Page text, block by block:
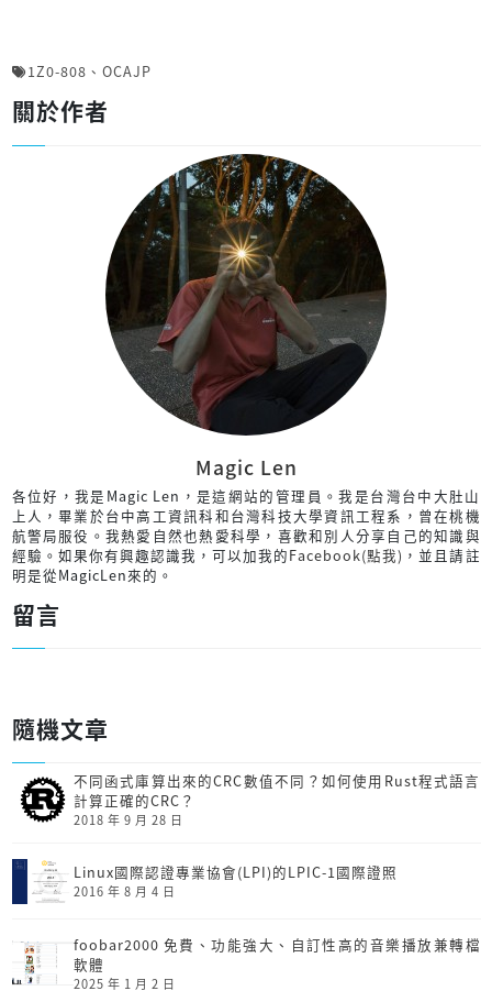
1Z0-808 、 OCAJP
關於作者
Magic Len
各位好，我是Magic Len，是這網站的管理員。我是台灣台中大肚山
上人，畢業於台中高工資訊科和台灣科技大學資訊工程系，曾在桃機
航警局服役。我熱愛自然也熱愛科學，喜歡和別人分享自己的知識與
經驗。如果你有興趣認識我，可以加我的Facebook(點我) ，並且請註
明是從MagicLen來的。
留言
隨機文章
不同函式庫算出來的CRC數值不同？如何使用Rust程式語言
計算正確的CRC？
2018 年 9 月 28 日
Linux國際認證專業協會(LPI)的LPIC-1國際證照
2016 年 8 月 4 日
foobar2000 免費、功能強大、自訂性高的音樂播放兼轉檔
軟體
2025 年 1 月 2 日